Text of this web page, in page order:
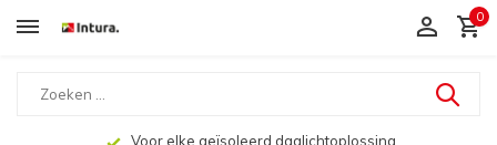
0
Voor elke geïsoleerd daglichtoplossing